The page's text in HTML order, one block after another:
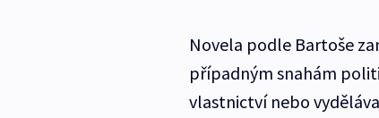
Novela podle Bartoše
případným snahám
vlastnictví nebo